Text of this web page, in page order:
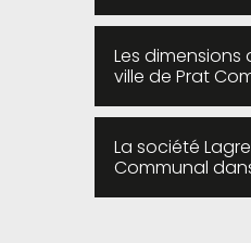
Les
ville de Prat
La société
Communal